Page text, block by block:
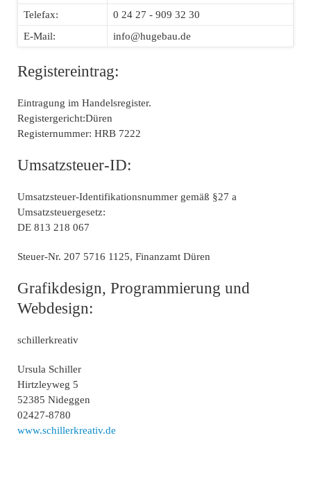
Telefax:
0 24 27 - 909 32 30
E-Mail:
info@hugebau.de
Registereintrag:
Eintragung im Handelsregister.
Registergericht:Düren
Registernummer: HRB 7222
Umsatzsteuer-ID:
Umsatzsteuer-Identifikationsnummer gemäß §27 a
Umsatzsteuergesetz:
DE 813 218 067
Steuer-Nr. 207 5716 1125, Finanzamt Düren
Grafikdesign, Programmierung und
Webdesign:
schillerkreativ
Ursula Schiller
Hirtzleyweg 5
52385 Nideggen
02427-8780
www.schillerkreativ.de